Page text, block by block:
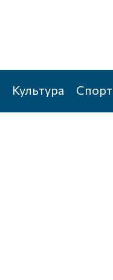
Культура Спорт